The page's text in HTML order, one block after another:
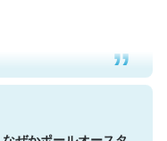
ズ・ヌートバー
ぜかポールオースタ